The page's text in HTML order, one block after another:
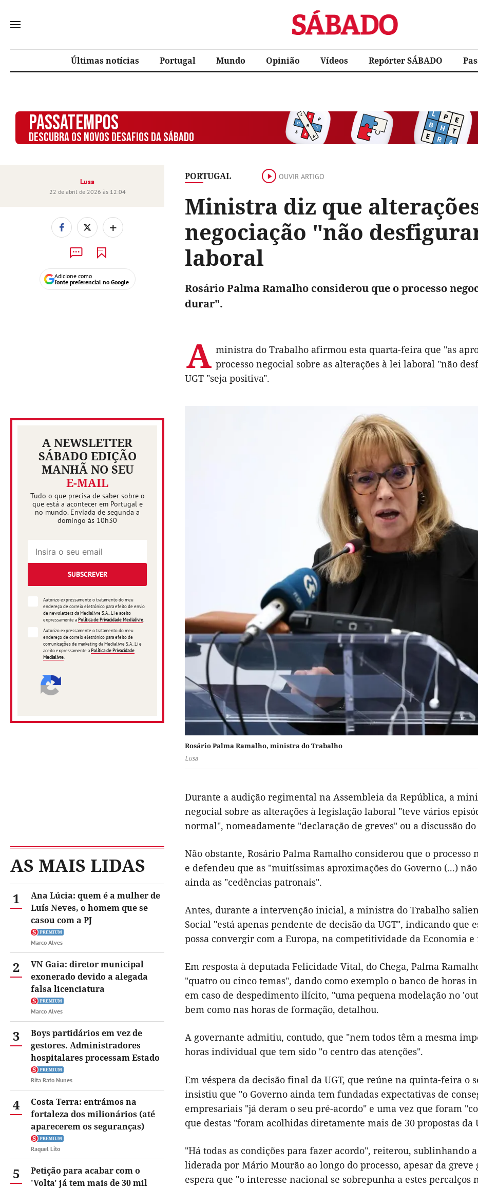
Sábado
Últimas notícias Portugal Mundo Opinião Vídeos Repórter SÁBADO
PASSATEMPOS
DESCUBRA OS NOVOS DESAFIOS DA SÁBADO
PORTUGAL OUVIR ARTIGO
Ministra diz que
negociação "não
laboral
Lusa
22 de abril de 2026 às 12:04
+
Adicione como
fonte preferencial no Google
A NEWSLETTER
SÁBADO EDIÇÃO
MANHÃ NO SEU
E-MAIL
Tudo o que precisa de saber sobre o
que está a acontecer em Portugal e
no mundo. Enviada de segunda a
domingo às 10h30
SUBSCREVER
Autorizo expressamente o tratamento do meu
endereço de correio eletrónico para efeito de envio
de newsletters da Medialivre S.A.. Li e aceito
expressamente aPolítica de Privacidade Medialivre
Autorizo expressamente o tratamento do meu
endereço de correio eletrónico para efeito de
comunicações de marketing da Medialivre S.A..Li e
aceito expressamente aPolítica de Privacidade
Medialivre
AS MAIS LIDAS
1
Ana Lúcia: quem é a mulher de
Luís Neves, o homem que se
casou com a PJ
Marco Alves
2
VN Gaia: diretor municipal
exonerado devido a alegada
falsa licenciatura
Marco Alves
3
Boys partidários em vez de
gestores. Administradores
hospitalares processam Estado
Rita Rato Nunes
4
Costa Terra: entrámos na
fortaleza dos milionários (até
aparecerem os seguranças)
Raquel Lito
5
Petição para acabar com o
'Volta' já tem mais de 30 mil
Rosário Palma Ramalho considerou que o processo
durar".
A ministra do Trabalho afirmou esta quarta-feira que "as
processo negocial sobre as alterações à lei laboral "não
UGT "seja positiva".
Rosário Palma Ramalho, ministra do Trabalho
Lusa
Durante a audição regimental na Assembleia da República, a
negocial sobre as alterações à legislação laboral "teve vários
normal", nomeadamente "declaração de greves" ou a discussão
Não obstante, Rosário Palma Ramalho considerou que o
e defendeu que as "muitíssimas aproximações do Governo (...)
ainda as "cedências patronais".
Antes, durante a intervenção inicial, a ministra do Trabalho
Social "está apenas pendente de decisão da UGT", indicando que
possa convergir com a Europa, na competitividade da Economia
Em resposta à deputada Felicidade Vital, do Chega, Palma
"quatro ou cinco temas", dando como exemplo o banco de horas
em caso de despedimento ilícito, "uma pequena modelação no
bem como nas horas de formação, detalhou.
A governante admitiu, contudo, que "nem todos têm a mesma
horas individual que tem sido "o centro das atenções".
Em véspera da decisão final da UGT, que reúne na quinta-feira o
insistiu que "o Governo ainda tem fundadas expectativas de
empresariais "já deram o seu pré-acordo" e uma vez que foram
que destas "foram acolhidas diretamente mais de 30 propostas da
"Há todas as condições para fazer acordo", reiterou,
liderada por Mário Mourão ao longo do processo, apesar da
espera que "o interesse nacional se sobrepunha a estes percalços